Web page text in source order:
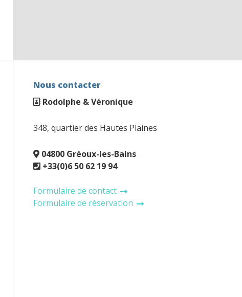
Nous contacter
Rodolphe & Véronique
348, quartier des Hautes Plaines
04800 Gréoux-les-Bains
+33(0)6 50 62 19 94
Formulaire de contact
Formulaire de réservation